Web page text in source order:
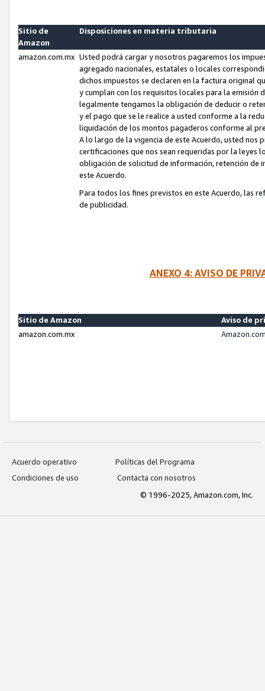
Sitio de
Amazon
Disposiciones en materia tributaria
amazon.com.mx Usted podrá cargar y nosotros pagaremos los
agregado nacionales, estatales o locales
dichos impuestos se declaren en la factura original
y cumplan con los requisitos locales para la emisión
legalmente tengamos la obligación de deducir o
y el pago que se le realice a usted conforme a la
liquidación de los montos pagaderos conforme al
A lo largo de la vigencia de este Acuerdo, usted
certificaciones que nos sean requeridas por la leyes
obligación de solicitud de información, retención de
este Acuerdo.
Para todos los fines previstos en este Acuerdo, las
de publicidad.
ANEXO 4: AVISO DE
Sitio de Amazon
Aviso de
amazon.com.mx
Acuerdo operativo
Políticas del Programa
Condiciones de uso
Contacta con nosotros
© 1996-2025, Amazon.com, Inc.